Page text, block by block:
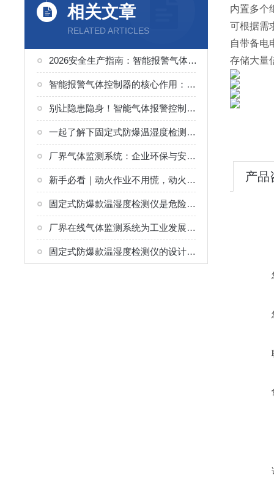
相关文章
RELATED ARTICLES
2026安全生产指南：智能报警气体控制器怎么用？如何养护？
智能报警气体控制器的核心作用：预防与响应
别让隐患隐身！智能气体报警控制器，一键联动，秒级响应保安全
一起了解下固定式防爆温湿度检测仪的主流类型有哪些？
厂界气体监测系统：企业环保与安全的“24小时哨兵”
新手必看｜动火作业不用慌，动火作业气体检测仪帮你避开所有气体坑
固定式防爆款温湿度检测仪是危险环境中的“安全哨兵”
厂界在线气体监测系统为工业发展筑起了一道牢固的绿色屏障
固定式防爆款温湿度检测仪的设计要点须知
内置多个
可根据需
自带备电
存储大量
产品